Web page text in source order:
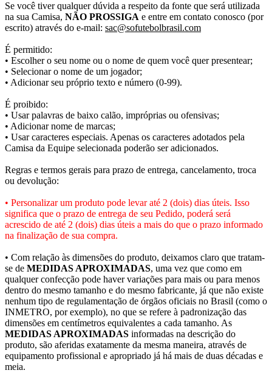
Se você tiver qualquer dúvida a respeito da fonte que será utilizada
na sua Camisa, NÃO PROSSIGA e entre em contato conosco (por
escrito) através do e-mail: sac@sofutebolbrasil.com
É permitido:
• Escolher o seu nome ou o nome de quem você quer presentear;
• Selecionar o nome de um jogador;
• Adicionar seu próprio texto e número (0-99).
É proibido:
• Usar palavras de baixo calão, impróprias ou ofensivas;
• Adicionar nome de marcas;
• Usar caracteres especiais. Apenas os caracteres adotados pela
Camisa da Equipe selecionada poderão ser adicionados.
Regras e termos gerais para prazo de entrega, cancelamento, troca
ou devolução:
• Personalizar um produto pode levar até 2 (dois) dias úteis. Isso
significa que o prazo de entrega de seu Pedido, poderá será
acrescido de até 2 (dois) dias úteis a mais do que o prazo informado
na finalização de sua compra.
• Com relação às dimensões do produto, deixamos claro que tratam-
se de MEDIDAS APROXIMADAS, uma vez que como em
qualquer confecção pode haver variações para mais ou para menos
dentro do mesmo tamanho e do mesmo fabricante, já que não existe
nenhum tipo de regulamentação de órgãos oficiais no Brasil (como o
INMETRO, por exemplo), no que se refere à padronização das
dimensões em centímetros equivalentes a cada tamanho. As
MEDIDAS APROXIMADAS informadas na descrição do
produto, são aferidas exatamente da mesma maneira, através de
equipamento profissional e apropriado já há mais de duas décadas e
meia.